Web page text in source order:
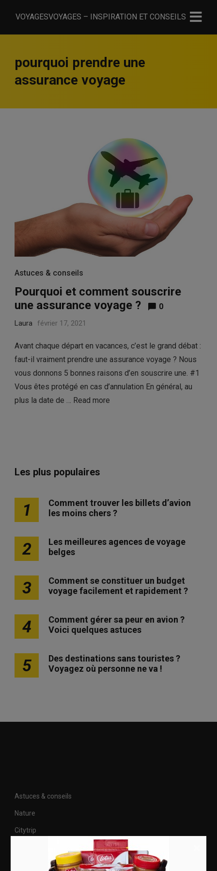
VOYAGESVOYAGES – INSPIRATION ET CONSEILS
pourquoi prendre une
assurance voyage
Astuces & conseils
Pourquoi et comment souscrire
une assurance voyage ?
0
Laura février 17, 2021
Avant chaque départ en vacances, c’est le grand débat :
faut-il vraiment prendre une assurance voyage ? Nous
vous donnons 5 bonnes raisons d’en souscrire une. #1
Vous êtes protégé en cas d’annulation En général, au
plus la date de … Read more
Les plus populaires
1
Comment trouver les billets d’avion
les moins chers ?
2
Les meilleures agences de voyage
belges
3
Comment se constituer un budget
voyage facilement et rapidement ?
4
Comment gérer sa peur en avion ?
Voici quelques astuces
5
Des destinations sans touristes ?
Voyagez où personne ne va !
Astuces & conseils
Nature
Citytrip